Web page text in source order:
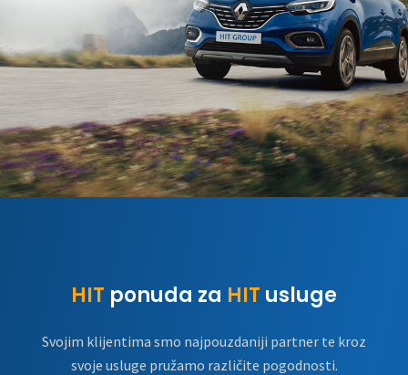
HIT ponuda za HIT usluge
Svojim klijentima smo najpouzdaniji partner te kroz
svoje usluge pružamo različite pogodnosti.